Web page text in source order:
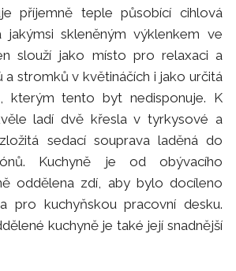
příjemně teple působící cihlová
jakýmsi skleněným výklenkem ve
slouží jako místo pro relaxaci a
a stromků v květináčích i jako určitá
kterým tento byt nedisponuje. K
ladí dvě křesla v tyrkysové a
sedací souprava laděná do
Kuchyně je od obývacího
oddělena zdí, aby bylo docíleno
pro kuchyňskou pracovní desku.
kuchyně je také její snadnější